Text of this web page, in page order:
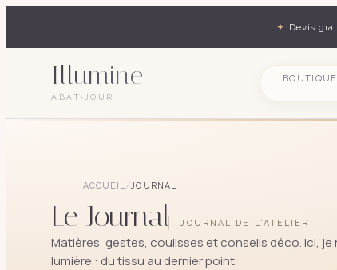
✦ Devis
Illumine
ABAT-JOUR
BOUTIQUE
ACCUEIL / JOURNAL
Le Journal JOURNAL DE L'ATELIER
Matières, gestes, coulisses et conseils déco. Ici,
lumière : du tissu au dernier point.